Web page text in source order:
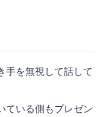
手を無視して話して
ている側もプレゼン